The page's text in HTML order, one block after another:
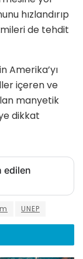
hızlandırıp
de tehdit
Amerika’yı
içeren ve
manyetik
dikkat
edilen
UNEP